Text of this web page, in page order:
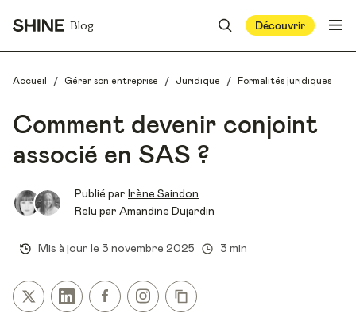
Blog Découvrir
Accueil / Gérer son entreprise / Juridique / Formalités juridiques
Comment devenir conjoint
associé en SAS ?
Publié par Irène Saindon
Relu par Amandine Dujardin
Mis à jour le 3 novembre 2025 3 min